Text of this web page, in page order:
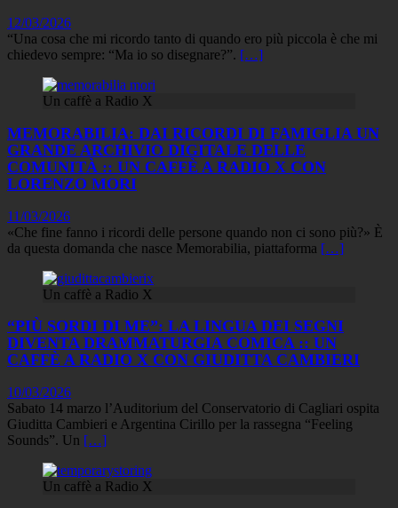
12/03/2026
“Una cosa che mi ricordo tanto di quando ero più piccola è che mi
chiedevo sempre: “Ma io so disegnare?”. […]
Un caffè a Radio X
MEMORABILIA: DAI RICORDI DI FAMIGLIA UN
GRANDE ARCHIVIO DIGITALE DELLE
COMUNITÀ :: UN CAFFÈ A RADIO X CON
LORENZO MORI
11/03/2026
«Che fine fanno i ricordi delle persone quando non ci sono più?» È
da questa domanda che nasce Memorabilia, piattaforma […]
Un caffè a Radio X
“PIÙ SORDI DI ME”: LA LINGUA DEI SEGNI
DIVENTA DRAMMATURGIA COMICA :: UN
CAFFÈ A RADIO X CON GIUDITTA CAMBIERI
10/03/2026
Sabato 14 marzo l’Auditorium del Conservatorio di Cagliari ospita
Giuditta Cambieri e Argentina Cirillo per la rassegna “Feeling
Sounds”. Un […]
Un caffè a Radio X